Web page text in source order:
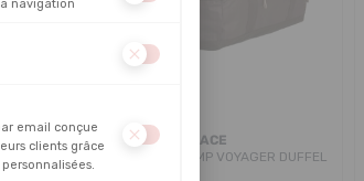
THE NORTH FACE
SAC BASE CAMP VOYAGER DUFFEL